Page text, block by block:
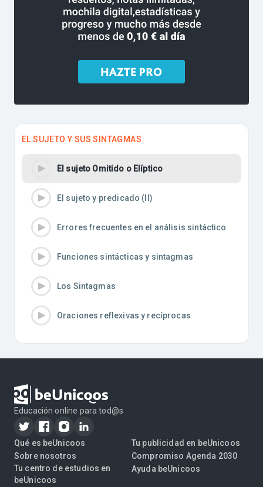
EL SUJETO Y SUS SINTAGMAS
El sujeto Omitido o Elíptico
El sujeto y predicado (II)
Errores frecuentes en el análisis sintáctico
Funciones sintácticas y sintagmas
Los Sintagmas
Oraciones reflexivas y recíprocas
Educación online para tod@s
Qué es beUnicoos
Sobre nosotros
Tu centro de estudios en
beUnicoos
Tu publicidad en beUnicoos
Compromiso Agenda 2030
Ayuda beUnicoos